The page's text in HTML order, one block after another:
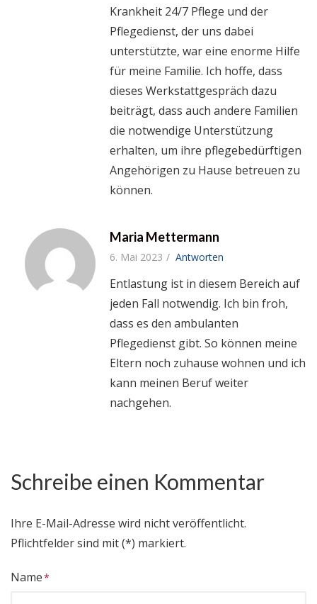
Krankheit 24/7 Pflege und der
Pflegedienst, der uns dabei
unterstützte, war eine enorme Hilfe
für meine Familie. Ich hoffe, dass
dieses Werkstattgespräch dazu
beiträgt, dass auch andere Familien
die notwendige Unterstützung
erhalten, um ihre pflegebedürftigen
Angehörigen zu Hause betreuen zu
können.
Maria Mettermann
6. Mai 2023 Antworten
Entlastung ist in diesem Bereich auf
jeden Fall notwendig. Ich bin froh,
dass es den ambulanten
Pflegedienst gibt. So können meine
Eltern noch zuhause wohnen und ich
kann meinen Beruf weiter
nachgehen.
Schreibe einen Kommentar
Ihre E-Mail-Adresse wird nicht veröffentlicht.
Pflichtfelder sind mit (*) markiert.
Name